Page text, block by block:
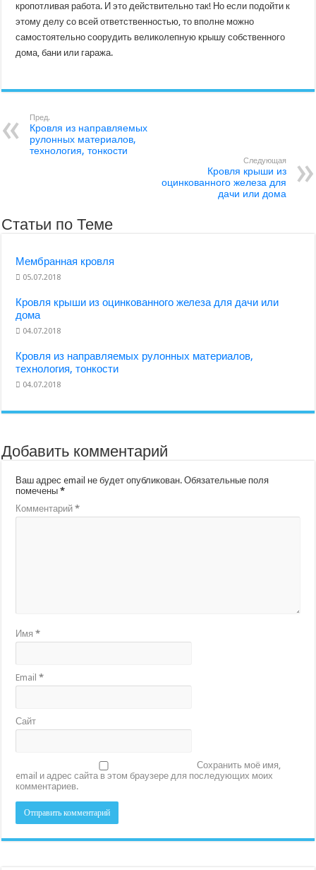
кропотливая работа. И это действительно так! Но если подойти к
этому делу со всей ответственностью, то вполне можно
самостоятельно соорудить великолепную крышу собственного
дома, бани или гаража.
Пред.
Кровля из направляемых
рулонных материалов,
технология, тонкости
Следующая
Кровля крыши из
оцинкованного железа для
дачи или дома
Статьи по Теме
Мембранная кровля
05.07.2018
Кровля крыши из оцинкованного железа для дачи или
дома
04.07.2018
Кровля из направляемых рулонных материалов,
технология, тонкости
04.07.2018
Добавить комментарий
Ваш адрес email не будет опубликован. Обязательные поля
помечены*
Комментарий*
Имя*
Email*
Сайт
Сохранить моё имя,
email и адрес сайта в этом браузере для последующих моих
комментариев.